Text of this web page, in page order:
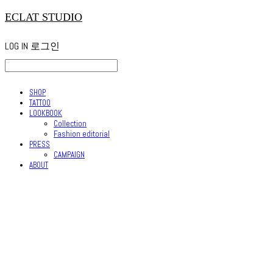
ECLAT STUDIO
LOG IN 로그인
SHOP
TATTOO
LOOKBOOK
Collection
Fashion editorial
PRESS
CAMPAIGN
ABOUT